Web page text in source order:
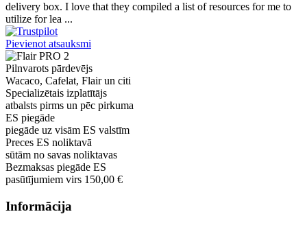
delivery box. I love that they compiled a list of resources for me to
utilize for lea ...
Pievienot atsauksmi
Pilnvarots pārdevējs
Wacaco, Cafelat, Flair un citi
Specializētais izplatītājs
atbalsts pirms un pēc pirkuma
ES piegāde
piegāde uz visām ES valstīm
Preces ES noliktavā
sūtām no savas noliktavas
Bezmaksas piegāde ES
pasūtījumiem virs 150,00 €
Informācija